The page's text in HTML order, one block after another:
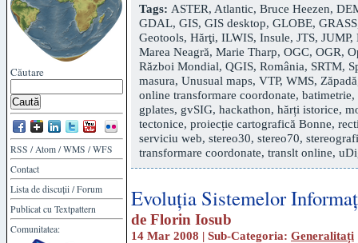
Căutare
RSS /Atom /WMS /WFS
Contact
Lista de discuții /Forum
Publicat cu Textpattern
Comunitatea:
Tags: ASTER, Atlantic, Bruce Heezen,
GDAL, GIS, GIS desktop, GLOBE, GRASS
Geotools, Hărţi, ILWIS, Insule, JTS, JUMP,
Marea Neagră, Marie Tharp, OGC, OGR,
Război Mondial, QGIS, România, SRTM,
masura, Unusual maps, VTP, WMS, Zăpadă
online transformare coordonate, batimetrie,
gplates, gvSIG, hackathon, hărți istorice,
tectonice, proiecție cartografică Bonne,
serviciu web, stereo30, stereo70,
transformare coordonate, translt online,
Evoluția Sistemelor
de Florin Iosub
14 Mar 2008 | Sub-Categoria: Generalitați